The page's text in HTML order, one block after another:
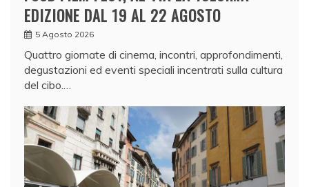
EDIZIONE DAL 19 AL 22 AGOSTO
5 Agosto 2026
Quattro giornate di cinema, incontri, approfondimenti,
degustazioni ed eventi speciali incentrati sulla cultura
del cibo.…